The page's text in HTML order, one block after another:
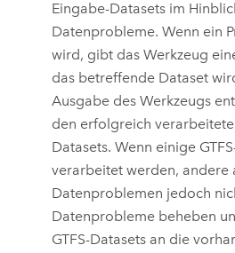
Eingabe-Datasets im
Datenprobleme. Wenn ein
wird, gibt das Werkzeug
das betreffende Dataset
Ausgabe des Werkzeugs
den erfolgreich
Datasets. Wenn einige
verarbeitet werden, andere
Datenproblemen jedoch
Datenprobleme beheben
GTFS-Datasets an die